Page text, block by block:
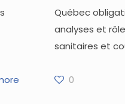
Québec
analyses et
sanitaires et
0